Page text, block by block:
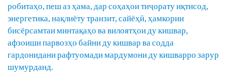
робитаҳо, пеш аз ҳама, дар соҳаҳои тиҷорату иқтисод,
энергетика, нақлиёту транзит, сайёҳӣ, ҳамкории
бисёрсамтаи минтақаҳо ва вилоятҳои ду кишвар,
афзоиши парвозҳо байни ду кишвар ва содда
гардонидани рафтуомади мардумони ду кишварро зарур
шумурданд.